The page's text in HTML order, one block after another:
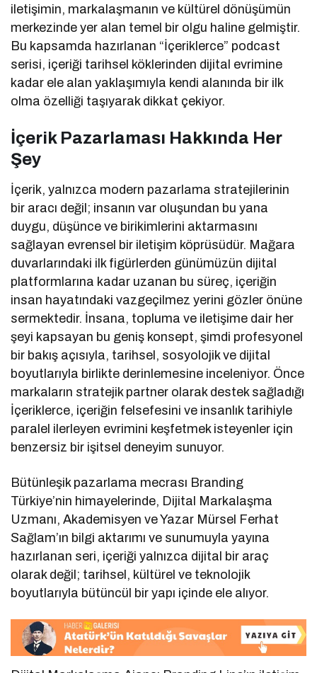
iletişimin, markalaşmanın ve kültürel dönüşümün
merkezinde yer alan temel bir olgu haline gelmiştir.
Bu kapsamda hazırlanan “İçeriklerce” podcast
serisi, içeriği tarihsel köklerinden dijital evrimine
kadar ele alan yaklaşımıyla kendi alanında bir ilk
olma özelliği taşıyarak dikkat çekiyor.
İçerik Pazarlaması Hakkında Her
Şey
İçerik, yalnızca modern pazarlama stratejilerinin
bir aracı değil; insanın var oluşundan bu yana
duygu, düşünce ve birikimlerini aktarmasını
sağlayan evrensel bir iletişim köprüsüdür. Mağara
duvarlarındaki ilk figürlerden günümüzün dijital
platformlarına kadar uzanan bu süreç, içeriğin
insan hayatındaki vazgeçilmez yerini gözler önüne
sermektedir. İnsana, topluma ve iletişime dair her
şeyi kapsayan bu geniş konsept, şimdi profesyonel
bir bakış açısıyla, tarihsel, sosyolojik ve dijital
boyutlarıyla birlikte derinlemesine inceleniyor. Önce
markaların stratejik partner olarak destek sağladığı
İçeriklerce, içeriğin felsefesini ve insanlık tarihiyle
paralel ilerleyen evrimini keşfetmek isteyenler için
benzersiz bir işitsel deneyim sunuyor.
Bütünleşik pazarlama mecrası Branding
Türkiye’nin himayelerinde, Dijital Markalaşma
Uzmanı, Akademisyen ve Yazar Mürsel Ferhat
Sağlam’ın bilgi aktarımı ve sunumuyla yayına
hazırlanan seri, içeriği yalnızca dijital bir araç
olarak değil; tarihsel, kültürel ve teknolojik
boyutlarıyla bütüncül bir yapı içinde ele alıyor.